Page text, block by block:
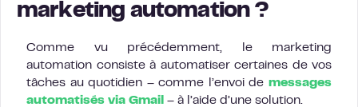
marketing automation ?
Comme vu précédemment, le marketing
automation consiste à automatiser certaines de vos
tâches au quotidien – comme l’envoi de messages
automatisés via Gmail – à l’aide d’une solution.